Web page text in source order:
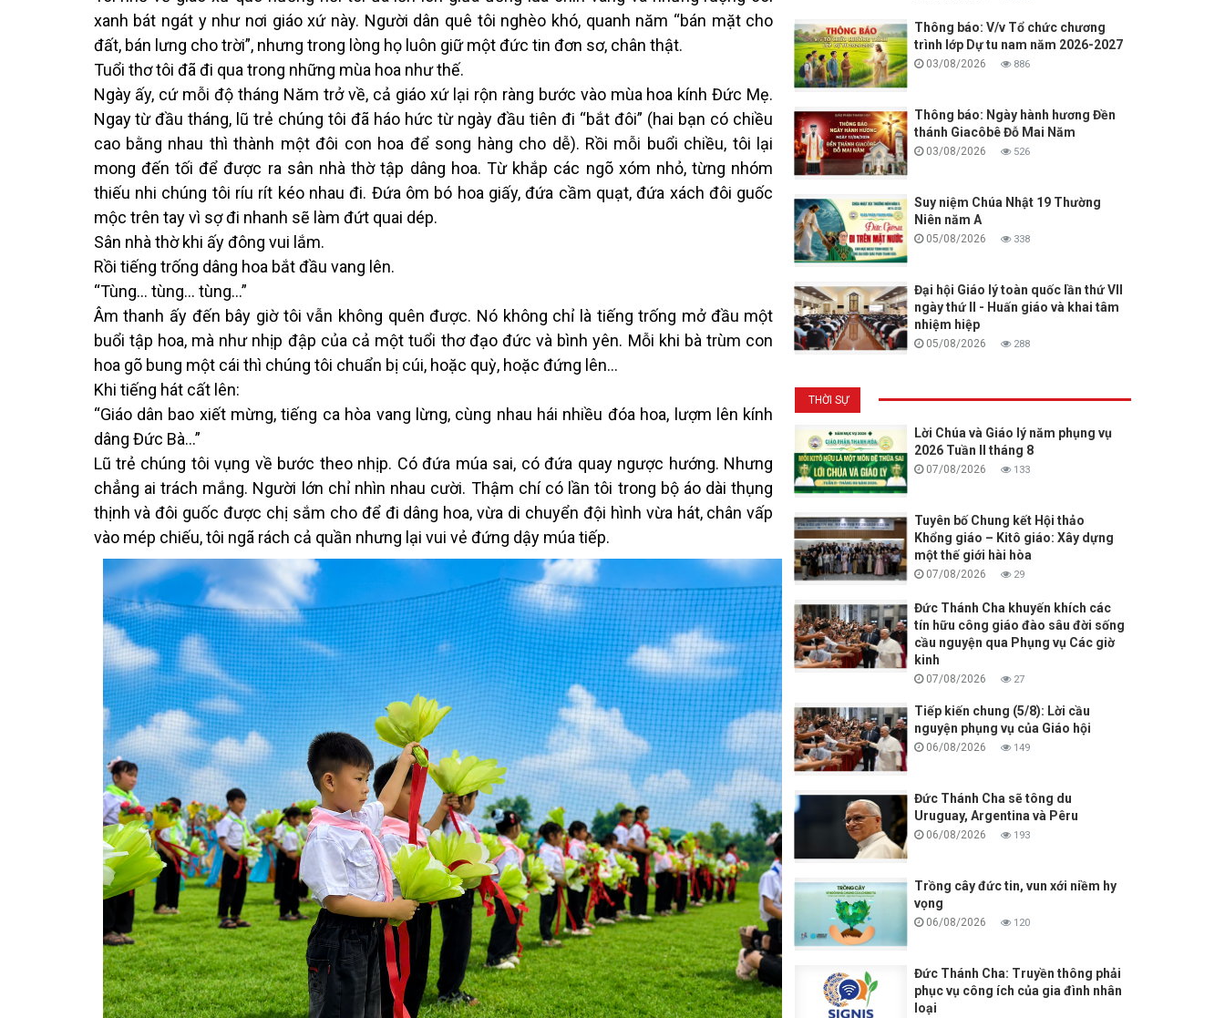
xanh bát ngát y như nơi giáo xứ này. Người dân quê tôi nghèo khó, quanh năm “bán mặt cho
đất, bán lưng cho trời”, nhưng trong lòng họ luôn giữ một đức tin đơn sơ, chân thật.
Tuổi thơ tôi đã đi qua trong những mùa hoa như thế.
Ngày ấy, cứ mỗi độ tháng Năm trở về, cả giáo xứ lại rộn ràng bước vào mùa hoa kính Đức Mẹ.
Ngay từ đầu tháng, lũ trẻ chúng tôi đã háo hức từ ngày đầu tiên đi “bắt đôi” (hai bạn có chiều
cao bằng nhau thì thành một đôi con hoa để song hàng cho dễ). Rồi mỗi buổi chiều, tôi lại
mong đến tối để được ra sân nhà thờ tập dâng hoa. Từ khắp các ngõ xóm nhỏ, từng nhóm
thiếu nhi chúng tôi ríu rít kéo nhau đi. Đứa ôm bó hoa giấy, đứa cầm quạt, đứa xách đôi guốc
mộc trên tay vì sợ đi nhanh sẽ làm đứt quai dép.
Sân nhà thờ khi ấy đông vui lắm.
Rồi tiếng trống dâng hoa bắt đầu vang lên.
“Tùng… tùng… tùng…”
Âm thanh ấy đến bây giờ tôi vẫn không quên được. Nó không chỉ là tiếng trống mở đầu một
buổi tập hoa, mà như nhịp đập của cả một tuổi thơ đạo đức và bình yên. Mỗi khi bà trùm con
hoa gõ bung một cái thì chúng tôi chuẩn bị cúi, hoặc quỳ, hoặc đứng lên…
Khi tiếng hát cất lên:
“Giáo dân bao xiết mừng, tiếng ca hòa vang lừng, cùng nhau hái nhiều đóa hoa, lượm lên kính
dâng Đức Bà…”
Lũ trẻ chúng tôi vụng về bước theo nhịp. Có đứa múa sai, có đứa quay ngược hướng. Nhưng
chẳng ai trách mắng. Người lớn chỉ nhìn nhau cười. Thậm chí có lần tôi trong bộ áo dài thụng
thịnh và đôi guốc được chị sắm cho để đi dâng hoa, vừa di chuyển đội hình vừa hát, chân vấp
vào mép chiếu, tôi ngã rách cả quần nhưng lại vui vẻ đứng dậy múa tiếp.
Thông báo: V/v Tổ chức chương
trình lớp Dự tu nam năm 2026-2027
03/08/2026 886
Thông báo: Ngày hành hương Đền
thánh Giacôbê Đỗ Mai Năm
03/08/2026 526
Suy niệm Chúa Nhật 19 Thường
Niên năm A
05/08/2026 338
Đại hội Giáo lý toàn quốc lần thứ VII
ngày thứ II - Huấn giáo và khai tâm
nhiệm hiệp
05/08/2026 288
THỜI SỰ
Lời Chúa và Giáo lý năm phụng vụ
2026 Tuần II tháng 8
07/08/2026 133
Tuyên bố Chung kết Hội thảo
Khổng giáo – Kitô giáo: Xây dựng
một thế giới hài hòa
07/08/2026 29
Đức Thánh Cha khuyến khích các
tín hữu công giáo đào sâu đời sống
cầu nguyện qua Phụng vụ Các giờ
kinh
07/08/2026 27
Tiếp kiến chung (5/8): Lời cầu
nguyện phụng vụ của Giáo hội
06/08/2026 149
Đức Thánh Cha sẽ tông du
Uruguay, Argentina và Pêru
06/08/2026 193
Trồng cây đức tin, vun xới niềm hy
vọng
06/08/2026 120
Đức Thánh Cha: Truyền thông phải
phục vụ công ích của gia đình nhân
loại